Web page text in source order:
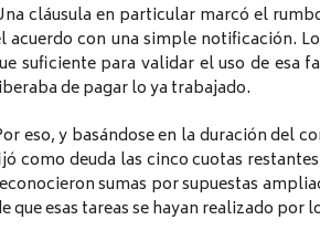
cláusula en particular marcó el
acuerdo con una simple notificación.
suficiente para validar el uso de esa
de pagar lo ya trabajado.
eso, y basándose en la duración del
como deuda las cinco cuotas
sumas por supuestas
que esas tareas se hayan realizado por